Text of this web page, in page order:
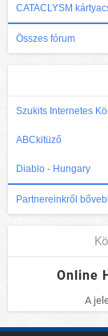
CATACLYSM
Összes fórum
Szukits Internetes
ABCkitüző
Diablo - Hungary
Partnereinkről
Online
A